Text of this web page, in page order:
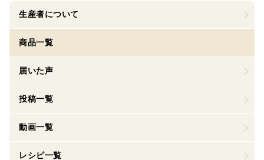
生産者について
商品一覧
届いた声
投稿一覧
動画一覧
レシピ一覧